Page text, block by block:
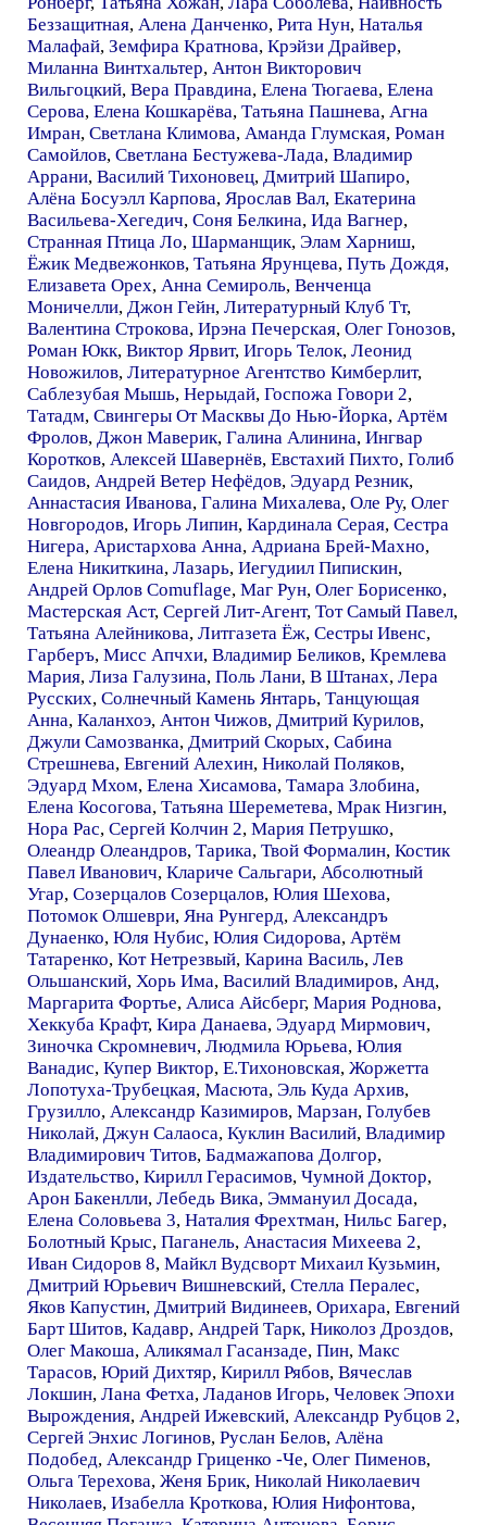
Беззащитная, Алена Данченко, Рита Нун, Наталья
Малафай, Земфира Кратнова, Крэйзи Драйвер,
Миланна Винтхальтер, Антон Викторович
Вильгоцкий, Вера Правдина, Елена Тюгаева, Елена
Серова, Елена Кошкарёва, Татьяна Пашнева, Агна
Имран, Светлана Климова, Аманда Глумская, Роман
Самойлов, Светлана Бестужева-Лада, Владимир
Аррани, Василий Тихоновец, Дмитрий Шапиро,
Алёна Босуэлл Карпова, Ярослав Вал, Екатерина
Васильева-Хегедич, Соня Белкина, Ида Вагнер,
Странная Птица Ло, Шарманщик, Элам Харниш,
Ёжик Медвежонков, Татьяна Ярунцева, Путь Дождя,
Елизавета Орех, Анна Семироль, Венченца
Моничелли, Джон Гейн, Литературный Клуб Тт,
Валентина Строкова, Ирэна Печерская, Олег Гонозов,
Роман Юкк, Виктор Ярвит, Игорь Телок, Леонид
Новожилов, Литературное Агентство Кимберлит,
Саблезубая Мышь, Нерыдай, Госпожа Говори 2,
Татадм, Свингеры От Масквы До Нью-Йорка, Артём
Фролов, Джон Маверик, Галина Алинина, Ингвар
Коротков, Алексей Шавернёв, Евстахий Пихто, Голиб
Саидов, Андрей Ветер Нефёдов, Эдуард Резник,
Аннастасия Иванова, Галина Михалева, Оле Ру, Олег
Новгородов, Игорь Липин, Кардинала Серая, Сестра
Нигера, Аристархова Анна, Адриана Брей-Махно,
Елена Никиткина, Лазарь, Иегудиил Пипискин,
Андрей Орлов Comuflage, Маг Рун, Олег Борисенко,
Мастерская Аст, Сергей Лит-Агент, Тот Самый Павел,
Татьяна Алейникова, Литгазета Ёж, Сестры Ивенс,
Гарберъ, Мисс Апчхи, Владимир Беликов, Кремлева
Мария, Лиза Галузина, Поль Лани, В Штанах, Лера
Русских, Солнечный Камень Янтарь, Танцующая
Анна, Каланхоэ, Антон Чижов, Дмитрий Курилов,
Джули Самозванка, Дмитрий Скорых, Сабина
Стрешнева, Евгений Алехин, Николай Поляков,
Эдуард Мхом, Елена Хисамова, Тамара Злобина,
Елена Косогова, Татьяна Шереметева, Мрак Низгин,
Нора Рас, Сергей Колчин 2, Мария Петрушко,
Олеандр Олеандров, Тарика, Твой Формалин, Костик
Павел Иванович, Клариче Сальгари, Абсолютный
Угар, Созерцалов Созерцалов, Юлия Шехова,
Потомок Олшеври, Яна Рунгерд, Александръ
Дунаенко, Юля Нубис, Юлия Сидорова, Артём
Татаренко, Кот Нетрезвый, Карина Василь, Лев
Ольшанский, Хорь Има, Василий Владимиров, Анд,
Маргарита Фортье, Алиса Айсберг, Мария Роднова,
Хеккуба Крафт, Кира Данаева, Эдуард Мирмович,
Зиночка Скромневич, Людмила Юрьева, Юлия
Ванадис, Купер Виктор, E.Тихоновская, Жоржетта
Лопотуха-Трубецкая, Масюта, Эль Куда Архив,
Грузилло, Александр Казимиров, Марзан, Голубев
Николай, Джун Салаоса, Куклин Василий, Владимир
Владимирович Титов, Бадмажапова Долгор,
Издательство, Кирилл Герасимов, Чумной Доктор,
Арон Бакенлли, Лебедь Вика, Эммануил Досада,
Елена Соловьева 3, Наталия Фрехтман, Нильс Багер,
Болотный Крыс, Паганель, Анастасия Михеева 2,
Иван Сидоров 8, Майкл Вудсворт Михаил Кузьмин,
Дмитрий Юрьевич Вишневский, Стелла Пералес,
Яков Капустин, Дмитрий Видинеев, Орихара, Евгений
Барт Шитов, Кадавр, Андрей Тарк, Николоз Дроздов,
Олег Макоша, Аликямал Гасанзаде, Пин, Макс
Тарасов, Юрий Дихтяр, Кирилл Рябов, Вячеслав
Локшин, Лана Фетха, Ладанов Игорь, Человек Эпохи
Вырождения, Андрей Ижевский, Александр Рубцов 2,
Сергей Энхис Логинов, Руслан Белов, Алёна
Подобед, Александр Гриценко -Че, Олег Пименов,
Ольга Терехова, Женя Брик, Николай Николаевич
Николаев, Изабелла Кроткова, Юлия Нифонтова,